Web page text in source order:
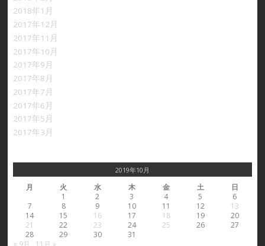
2018年1月
2017年12月
2017年11月
2017年10月
2017年9月
2017年8月
2017年7月
2017年6月
2017年5月
2017年3月
2019年10月
月 火 水 木 金 土
日
1
2 3 4 5
6
7
8 9 10 11 12
13
14
15 16 17 18 19
20
21
22 23 24 25 26
27
28
29 30
31
« 9月
11月 »